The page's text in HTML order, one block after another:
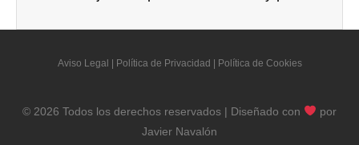
Aviso Legal Política de Privacidad Política de Cookies
© 2026 Todos los derechos reservados | Diseñado con
por
Javier Navalón